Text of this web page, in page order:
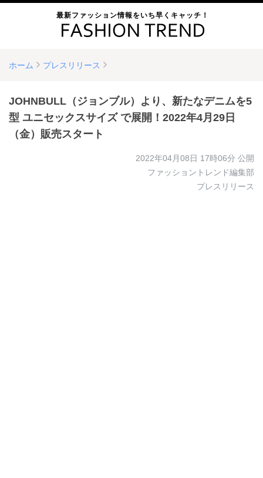
最新ファッション情報をいち早くキャッチ！
ホーム プレスリリース
JOHNBULL（ジョンブル）より、新たなデニムを5
型 ユニセックスサイズ で展開！2022年4月29日
（金）販売スタート
2022年04月08日 17時06分 公開
ファッショントレンド編集部
プレスリリース